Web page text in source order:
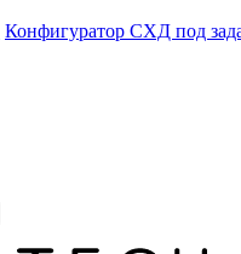
Конфигуратор СХД под